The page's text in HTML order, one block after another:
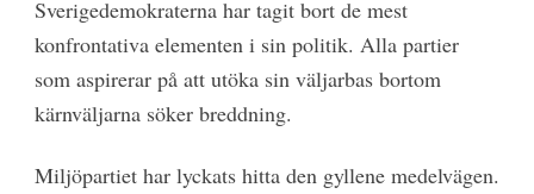
Sverigedemokraterna har tagit bort de mest
konfrontativa elementen i sin politik. Alla partier
som aspirerar på att utöka sin väljarbas bortom
kärnväljarna söker breddning.
Miljöpartiet har lyckats hitta den gyllene medelvägen.